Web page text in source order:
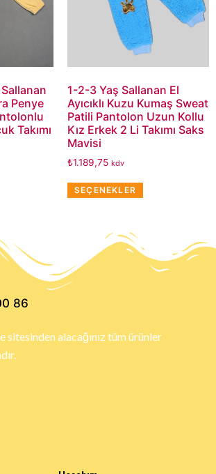
Penye
Takımı
1-2-3 Yaş Sallanan El
Ayıcıklı Kuzu Kumaş Sweat
Patili Pantolon Uzun Kollu
Kız Erkek 2 Li Takımı Saks
Mavisi
₺1.189,75 kdv
SEÇENEKLER
86
sitesinden alacağınız tüm ürünler